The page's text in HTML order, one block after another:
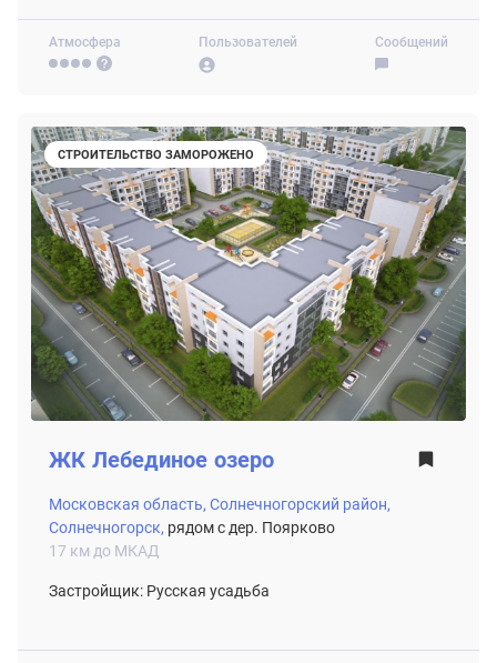
Атмосфера Пользователей Сообщений
СТРОИТЕЛЬСТВО ЗАМОРОЖЕНО
ЖК Лебединое озеро
Московская область, Солнечногорский район,
Солнечногорск, рядом с дер. Поярково
17 км до МКАД
Застройщик: Русская усадьба